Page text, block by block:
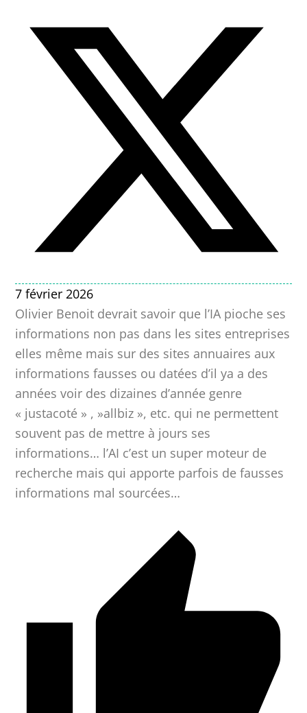
7 février 2026
Olivier Benoit devrait savoir que l’IA pioche ses
informations non pas dans les sites entreprises
elles même mais sur des sites annuaires aux
informations fausses ou datées d’il ya a des
années voir des dizaines d’année genre
« justacoté » , »allbiz », etc. qui ne permettent
souvent pas de mettre à jours ses
informations… l’AI c’est un super moteur de
recherche mais qui apporte parfois de fausses
informations mal sourcées…